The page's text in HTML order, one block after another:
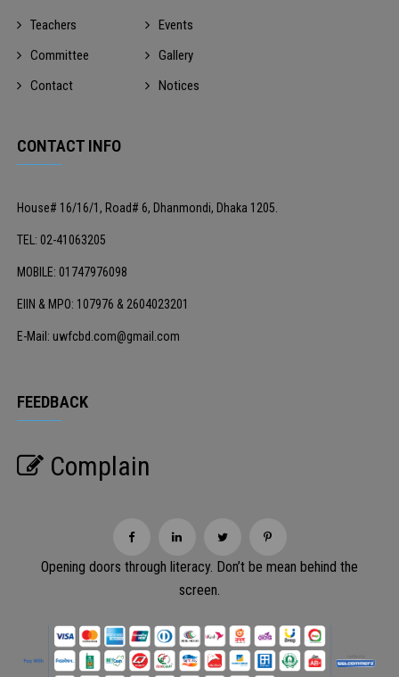
Teachers
Events
Committee
Gallery
Contact
Notices
CONTACT INFO
House# 16/16/1, Road# 6, Dhanmondi, Dhaka 1205.
TEL: 02-41063205
MOBILE: 01747976098
EIIN & MPO: 107976 & 2604023201
E-Mail: uwfcbd.com@gmail.com
FEEDBACK
Complain
Opening doors through literacy. Don’t be mean behind the
screen.